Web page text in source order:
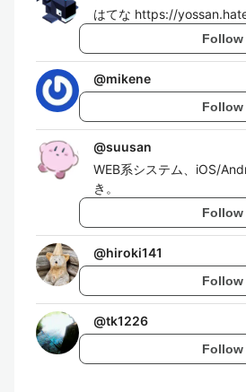
はてな https://
Follow
@mikene
Follow
@suusan
WEB系システム、iOS/
き。
Follow
@hiroki141
Follow
@tk1226
Follow